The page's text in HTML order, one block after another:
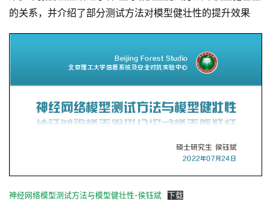
的关系，并介绍了部分测试方法对模型健壮性的提升效果
神经网络模型测试方法与模型健壮性-侯钰斌 下载